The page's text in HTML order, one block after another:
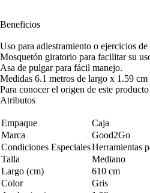
Beneficios
Uso para adiestramiento o ejercicios de
Mosquetón giratorio para facilitar su
Asa de pulgar para fácil manejo.
Medidas 6.1 metros de largo x 1.59 cm
Para conocer el origen de este
Atributos
Empaque
Caja
Marca
Good2Go
Condiciones EspecialesHerramientas
Talla
Mediano
Largo (cm)
610 cm
Color
Gris